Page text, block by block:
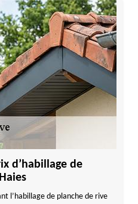
d’habillage de
l’habillage de planche de rive